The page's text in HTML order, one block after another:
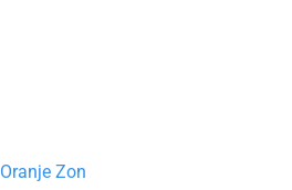
Oranje Zon